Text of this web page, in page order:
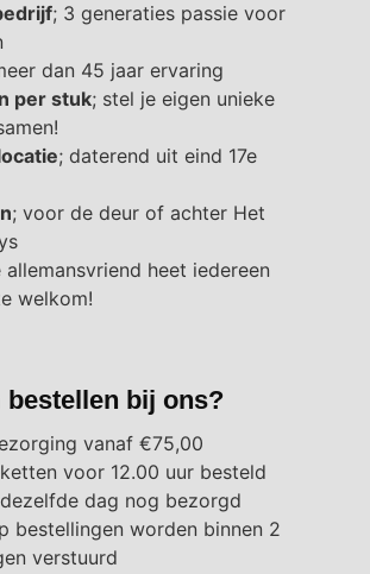
; 3 generaties passie voor
dan 45 jaar ervaring
per stuk; stel je eigen unieke
; daterend uit eind 17e
; voor de deur of achter Het
heet iedereen
welkom!
bestellen bij ons?
vanaf €75,00
voor 12.00 uur besteld
dag nog bezorgd
bestellingen worden binnen 2
verstuurd